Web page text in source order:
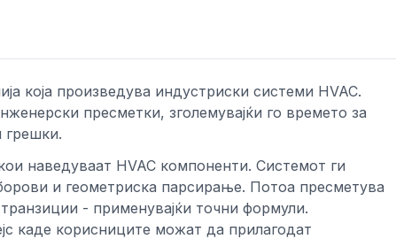
која произведува индустриски системи HVAC.
пресметки, зголемувајќи го времето за
грешки.
наведуваат HVAC компоненти. Системот ги
и геометриска парсирање. Потоа пресметува
- применувајќи точни формули.
каде корисниците можат да прилагодат